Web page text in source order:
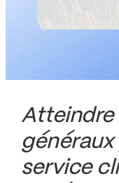
Atteindre
service